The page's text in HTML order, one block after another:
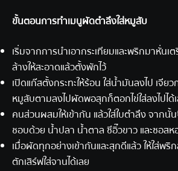
ขั้นตอนการทำเมนูผัดตำลึงใส่หมูสับ
เริ่มจากการนำเอากระเทียมและพริกมาหั่นเ
ล้างให้สะอาดแล้วตั้งพักไว้
เปิดแก๊สตั้งกระทะให้ร้อน ใส่น้ำมันลงไป เจียว
หมูสับตามลงไปผัดพอสุกก็ตอกไข่ใส่ลงไปได้
คนส่วนผสมให้เข้ากัน แล้วใส่ใบตำลึง จากนั้
ชอบด้วย น้ำปลา น้ำตาล ซีอิ๊วขาว และซอส
เมื่อผัดทุกอย่างเข้ากันและสุกดีแล้ว ให้ใส่พ
ตักเสิร์ฟใส่จานได้เลย